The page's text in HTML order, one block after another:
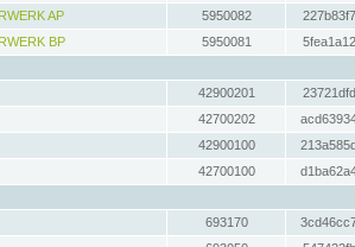
AP
5950082
BP
5950081
42900201
42700202
42900100
42700100
693170